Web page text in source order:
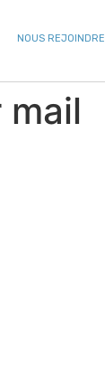
NOUS REJOINDRE